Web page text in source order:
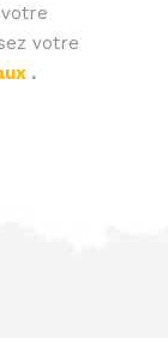
votre
.